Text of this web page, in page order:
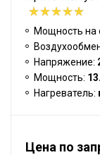
Мощность на
Напряжение:
Мощность:
Нагреватель:
Цена по